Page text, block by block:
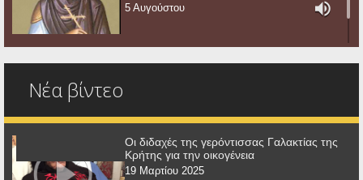
5 Αυγούστου
Νέα βίντεο
Οι διδαχές της γερόντισσας Γαλακτίας της
Κρήτης για την οικογένεια
19 Μαρτίου 2025